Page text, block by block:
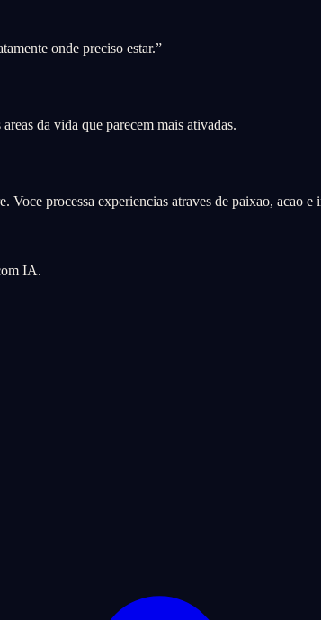
onde preciso estar.”
da vida que parecem mais ativadas.
processa experiencias atraves de paixao, acao e
IA.